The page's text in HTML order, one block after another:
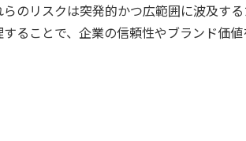
らのリスクは突発的かつ広範囲に波及す
ることで、企業の信頼性やブランド価